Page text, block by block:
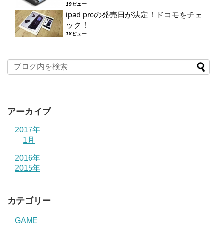
19ビュー
ipad proの発売日が決定！ドコモをチェ
ック！
18ビュー
アーカイブ
2017年
1月
2016年
2015年
カテゴリー
GAME